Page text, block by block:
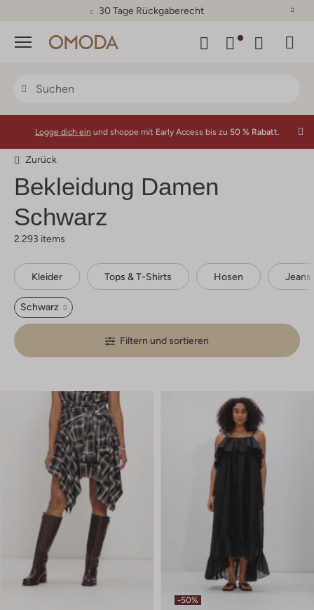
30 Tage Rückgaberecht
Menü
Logge dich ein und shoppe mit Early Access bis zu 50 % Rabatt.
Zurück
Bekleidung Damen
Schwarz
2.293 items
Kleider Tops & T-Shirts Hosen Jeans
Schwarz
Filtern und sortieren
-50%